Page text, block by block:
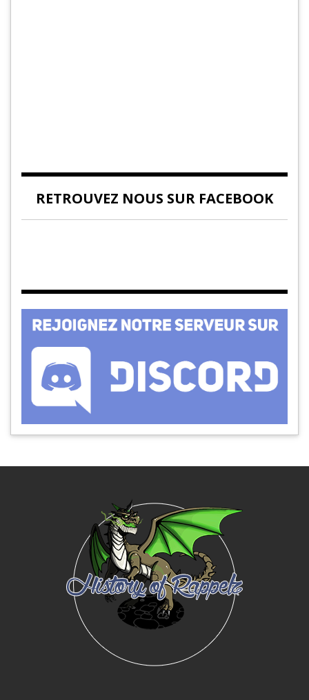
RETROUVEZ NOUS SUR FACEBOOK